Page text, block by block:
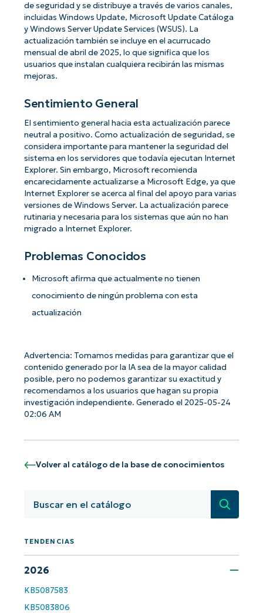
de seguridad y se distribuye a través de varios canales,
incluidas Windows Update, Microsoft Update Catáloga
y Windows Server Update Services (WSUS). La
actualización también se incluye en el acurrucado
mensual de abril de 2025, lo que significa que los
usuarios que instalan cualquiera recibirán las mismas
mejoras.
Sentimiento General
El sentimiento general hacia esta actualización parece
neutral a positivo. Como actualización de seguridad, se
considera importante para mantener la seguridad del
sistema en los servidores que todavía ejecutan Internet
Explorer. Sin embargo, Microsoft recomienda
encarecidamente actualizarse a Microsoft Edge, ya que
Internet Explorer se acerca al final del apoyo para varias
versiones de Windows Server. La actualización parece
rutinaria y necesaria para los sistemas que aún no han
migrado a Internet Explorer.
Problemas Conocidos
Microsoft afirma que actualmente no tienen
conocimiento de ningún problema con esta
actualización
Advertencia: Tomamos medidas para garantizar que el
contenido generado por la IA sea de la mayor calidad
posible, pero no podemos garantizar su exactitud y
recomendamos a los usuarios que hagan su propia
investigación independiente. Generado el 2025-05-24
02:06 AM
Volver al catálogo de la base de conocimientos
TENDENCIAS
2026
KB5087583
KB5083806
¡Empiece con los análisis de KB
basados en IA de NinjaOne!
First
and
last